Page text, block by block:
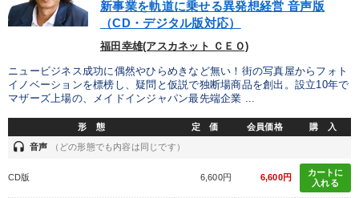
新事業を軌道に乗せる異発想経営 音声版
（CD・デジタル版対応）
福田幸雄(アスカネット ＣＥＯ)
ニュービジネス成功に偶然やひらめきなど無い！街の写真屋からフォト
イノベーションを標榜し、疑問と仮説で独断場商品を創出。設立10年で
マザーズ上場の、メイドインジャパン最先端企業 ...
形 態 定 価 会員価格 購 入
headset 音声 （どの形態でも内容は同じです）
CD版 6,600円 6,600円
カートに
入れる